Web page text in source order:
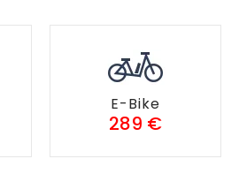
E-Bike
289 €